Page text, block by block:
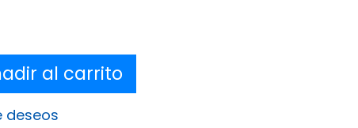
al carrito
deseos